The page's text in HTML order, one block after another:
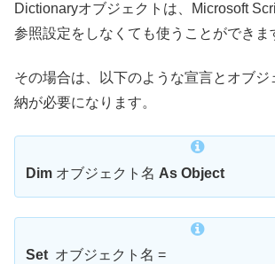
Dictionaryオブジェクトは、Microsoft
参照設定をしなくても使うことができま
その場合は、以下のような宣言とオブジ
納が必要になります。
Dim オブジェクト名 As Object
Set オブジェクト名 =